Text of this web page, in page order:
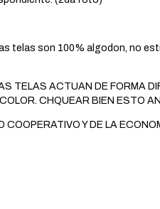
telas son 100% algodon, no
TELAS ACTUAN DE FORMA
CHQUEAR BIEN ESTO
Y DE LA